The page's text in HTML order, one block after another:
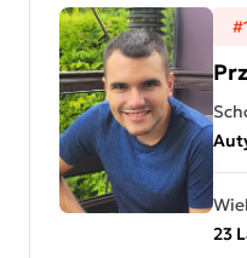
23